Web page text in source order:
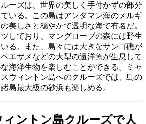
ルーズは、世界の美しく手付かずの部分
いる。この島はアンダマン海のメルギ
美しさと穏やかで透明な海で有名だ。
しており、マングローブの森には野生
る。また、島々には大きなサンゴ礁が
エザメなどの大型の遠洋魚が生息して
海洋生物を楽しむことができる。ミャ
ウィントン島へのクルーズでは、島の
島最大級の砂浜も楽しめる。
ントン島クルーズで人